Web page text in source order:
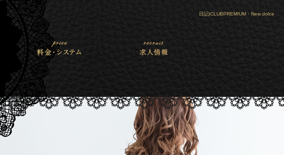
日記|CLUBPREMIUM・New dolce